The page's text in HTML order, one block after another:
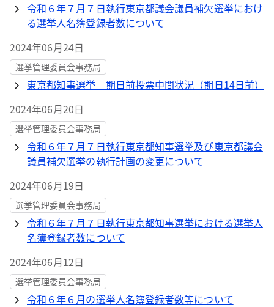
令和６年７月７日執行東京都議会議員補欠選挙におけ
る選挙人名簿登録者数について
2024年06月24日
選挙管理委員会事務局
東京都知事選挙 期日前投票中間状況（期日14日前）
2024年06月20日
選挙管理委員会事務局
令和６年７月７日執行東京都知事選挙及び東京都議会
議員補欠選挙の執行計画の変更について
2024年06月19日
選挙管理委員会事務局
令和６年７月７日執行東京都知事選挙における選挙人
名簿登録者数について
2024年06月12日
選挙管理委員会事務局
令和６年６月の選挙人名簿登録者数等について